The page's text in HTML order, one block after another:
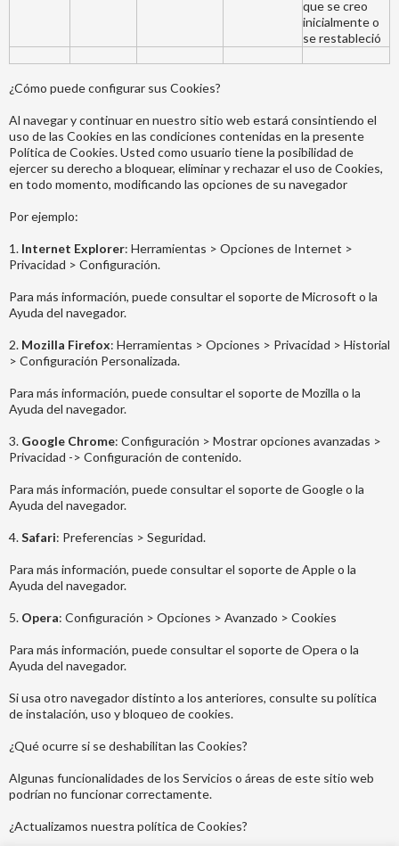
que se creo
inicialmente o
se restableció
¿Cómo puede configurar sus Cookies?
Al navegar y continuar en nuestro sitio web estará consintiendo el
uso de las Cookies en las condiciones contenidas en la presente
Política de Cookies. Usted como usuario tiene la posibilidad de
ejercer su derecho a bloquear, eliminar y rechazar el uso de Cookies,
en todo momento, modificando las opciones de su navegador
Por ejemplo:
1. Internet Explorer: Herramientas > Opciones de Internet >
Privacidad > Configuración.
Para más información, puede consultar el soporte de Microsoft o la
Ayuda del navegador.
2. Mozilla Firefox: Herramientas > Opciones > Privacidad > Historial
> Configuración Personalizada.
Para más información, puede consultar el soporte de Mozilla o la
Ayuda del navegador.
3. Google Chrome: Configuración > Mostrar opciones avanzadas >
Privacidad -> Configuración de contenido.
Para más información, puede consultar el soporte de Google o la
Ayuda del navegador.
4.Safari: Preferencias > Seguridad.
Para más información, puede consultar el soporte de Apple o la
Ayuda del navegador.
5. Opera: Configuración > Opciones > Avanzado > Cookies
Para más información, puede consultar el soporte de Opera o la
Ayuda del navegador.
Si usa otro navegador distinto a los anteriores, consulte su política
de instalación, uso y bloqueo de cookies.
¿Qué ocurre si se deshabilitan las Cookies?
Algunas funcionalidades de los Servicios o áreas de este sitio web
podrían no funcionar correctamente.
¿Actualizamos nuestra política de Cookies?